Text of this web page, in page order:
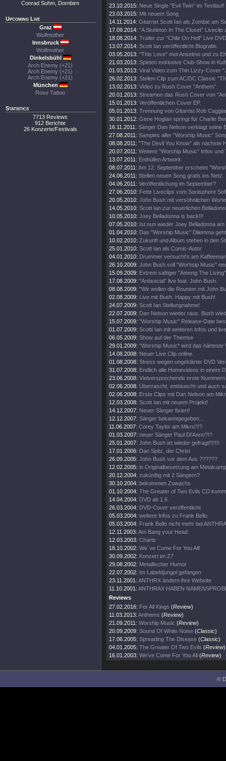
Conrad Sohm, Dornbirn
Upcoming Live
Graz
Wolfmother
Innsbruck
Wolfmother
Dinkelsbühl
Arch Enemy (+21)
Arch Enemy (+21)
Arch Enemy (+21)
München
Rose Tattoo
Statistics
7713 Reviews
912 Berichte
26 Konzerte/Festivals
23.10.2015: Neue Single "Evil Twin" im Testlauf!
23.03.2015: Mit neuem Song
14.11.2014: Gitarrist Scott Ian als Zombie am
17.09.2014: "A Skeleton In The Closet" Liveclip
18.08.2014: Trailer zur "Chile On Hell" Live
13.07.2014: Scott Ian veröffentlicht Biografie.
03.05.2013: "This Love" mot Anselmo und zu
21.03.2013: Spielen exklusive Club-Show in
01.03.2013: Viral Video zum Thin Lizzy-Cover
26.02.2013: Stellen Clip zum AC/DC Classic
13.02.2013: Video zu Rush Cover "Anthem".
20.01.2013: Streamen das Rush Cover von
15.01.2013: Veröffentlichen Cover EP.
05.01.2013: Trennung von Gitarrist Rob
30.01.2012: Gene Hoglan springt für Charlie
16.11.2011: Sänger Dan Nelson verklagt seine
27.08.2011: Samples aller "Worship Music"
08.08.2011: "The Devil You Know" als nächste
20.07.2011: Weitere "Worship Music" Infos und
13.07.2011: Enthüllen Artwork
08.07.2011: Am 12. September erscheint
24.06.2011: Stellen neuen Song gratis ins Netz.
04.06.2011: Veröffentlichung im September?
27.06.2010: Fette Liveclips vom Sonisphere
20.05.2010: John Bush mit versöhnlichen
14.05.2010: Scott Ian zur neuerlichen
10.05.2010: Joey Belladonna is back!!!
07.05.2010: Ist nun wieder Joey Belladonna
01.04.2010: Das "Worship Music" Dilemma
10.02.2010: Zukunft und Album stehen in den
25.01.2010: Scott Ian als Comic-Autor
04.01.2010: Drummer versucht's am
26.10.2009: John Bush soll "Worhsip Music"
15.09.2009: Extrem saftiger "Among The
17.08.2009: "Antisocial" live feat. John Bush.
08.08.2009: "Wir wollen die Reunion mit John
02.08.2009: Live mit Bush. Happy mit Bush!
24.07.2009: Scott Ian Stellungnahme!
22.07.2009: Dan Nelson wieder raus. Bush
15.07.2009: "Worship Music" Release-Date
01.07.2009: Scotti Ian mit weiteren Infos und
06.05.2009: Show auf der Themse
29.01.2009: "Worship Music* wird das härteste
14.08.2008: Neuer Live Clip online.
01.08.2008: Stress wegen ungeklärter DVD
31.07.2008: Endlich alle Homevideos in einem
23.06.2008: Vielversprechende erste
02.06.2008: Überrascht, enttäuscht und auch
02.06.2008: Erste Clips mit Dan Nelson am
12.03.2008: Scott Ian mit neuem Projekt!
14.12.2007: Neuer Sänger fixiert!
12.12.2007: Sänger bekanntgegeben...
11.06.2007: Corey Taylor am Mikro?!?
01.03.2007: neuer Sänger Paul Di'Anno?!?
25.01.2007: John Bush ist wieder gefragt!!!!!!!
17.01.2006: Dan Spitz, der Christ
26.09.2005: John Bush vor dem Aus ??????
12.02.2005: in Originalbesetzung am Metalcamp
20.12.2004: zukünftig mit 2 Sängern?
30.10.2004: bekommen Zuwachs
01.10.2004: The Greater of Two Evils CD
14.04.2004: DVD ab 1.6.
26.03.2004: DVD-Cover veröffentlicht
05.03.2004: weitere Infos zu Frank Bello
05.03.2004: Frank Bello nicht mehr bei
12.11.2003: Am Bang your Head
12.03.2003: Charts
18.10.2002: We´ve Come For You All!
30.09.2002: Konzert im Z7
29.08.2002: Metallischer Humor
22.07.2002: Im Labeldjungel gefangen
23.11.2001: ANTHRX ändern ihre Website
11.10.2001: ANTHRAX HABEN
Reviews
27.02.2016: For All Kings (Review)
11.03.2013: Anthems (Review)
21.09.2011: Worship Music (Review)
20.09.2009: Sound Of White Noise (Classic)
17.06.2005: Spreading The Disease (Classic)
04.01.2005: The Greater Of Two Evils (Review)
16.01.2003: We've Come For You All (Review)
©